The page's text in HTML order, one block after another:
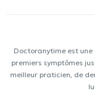
Doctoranytime est une
premiers symptômes
meilleur praticien, de